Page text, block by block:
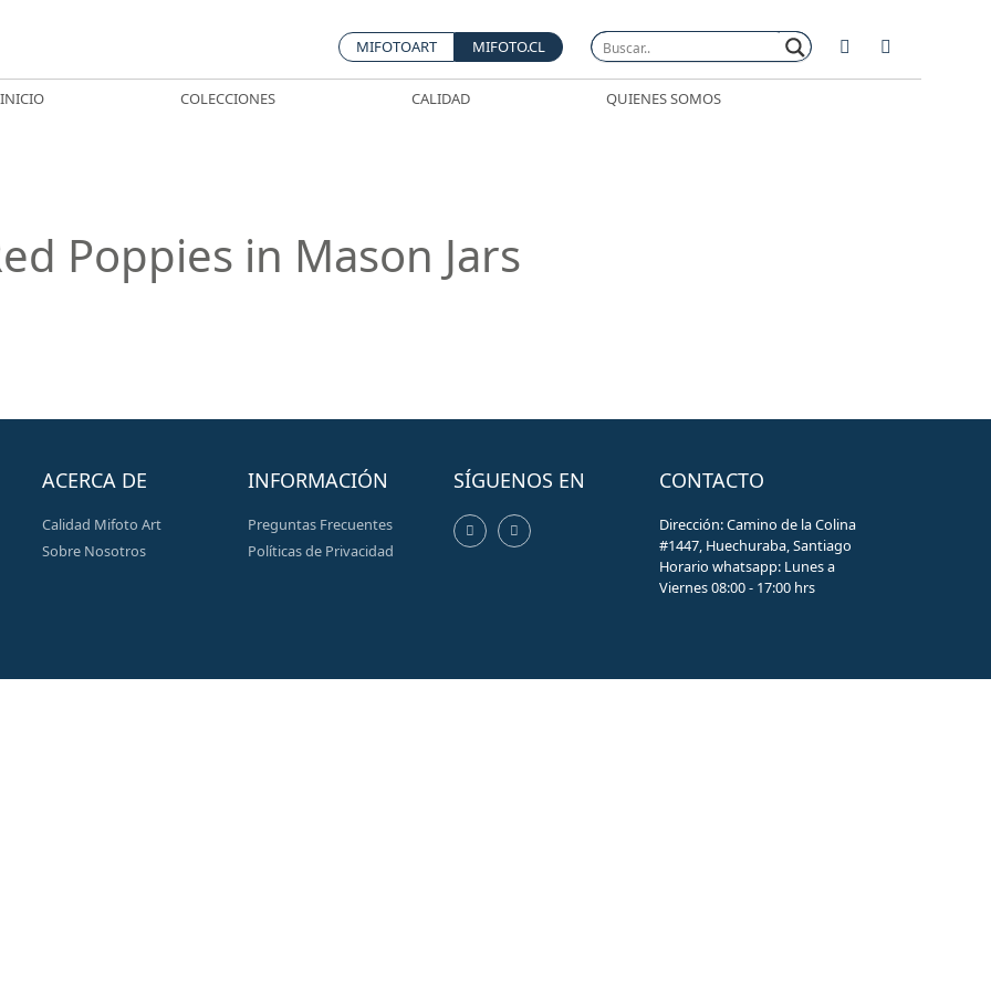
MIFOTOART MIFOTO.CL
INICIO COLECCIONES CALIDAD QUIENES SOMOS
Poppies in Mason Jars
ACERCA DE
Calidad Mifoto Art
Sobre Nosotros
INFORMACIÓN
Preguntas Frecuentes
Políticas de Privacidad
SÍGUENOS EN CONTACTO
Dirección: Camino de la Colina
#1447, Huechuraba, Santiago
Horario whatsapp: Lunes a
Viernes 08:00 - 17:00 hrs